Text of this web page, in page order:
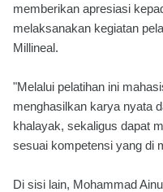
memberikan apresiasi
melaksanakan kegiatan
Millineal.
"Melalui pelatihan ini
menghasilkan karya nyata
khalayak, sekaligus dapat
sesuai kompetensi yang di
Di sisi lain, Mohammad